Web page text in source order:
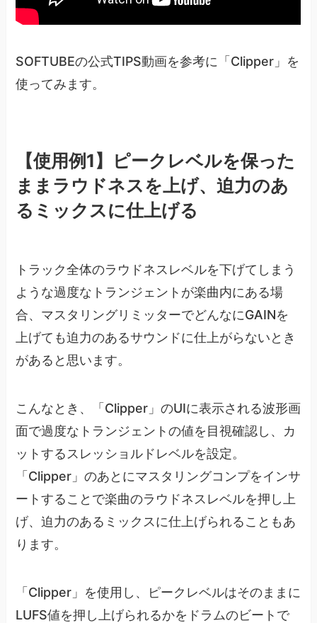
SOFTUBEの公式TIPS動画を参考に「Clipper」を
使ってみます。
【使用例1】ピークレベルを保った
ままラウドネスを上げ、迫力のあ
るミックスに仕上げる
トラック全体のラウドネスレベルを下げてしまう
ような過度なトランジェントが楽曲内にある場
合、マスタリングリミッターでどんなにGAINを
上げても迫力のあるサウンドに仕上がらないとき
があると思います。
こんなとき、「Clipper」のUIに表示される波形画
面で過度なトランジェントの値を目視確認し、カ
ットするスレッショルドレベルを設定。
「Clipper」のあとにマスタリングコンプをインサ
ートすることで楽曲のラウドネスレベルを押し上
げ、迫力のあるミックスに仕上げられることもあ
ります。
「Clipper」を使用し、ピークレベルはそのままに
LUFS値を押し上げられるかをドラムのビートで